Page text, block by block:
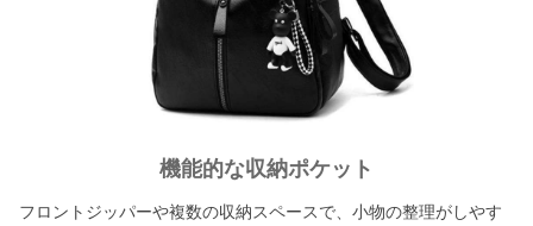
機能的な収納ポケット
フロントジッパーや複数の収納スペースで、小物の整理がしやす